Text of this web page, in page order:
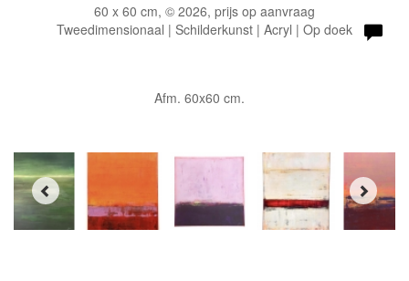
60 x 60 cm, © 2026, prijs op aanvraag
Tweedimensionaal | Schilderkunst | Acryl | Op doek
Afm. 60x60 cm.